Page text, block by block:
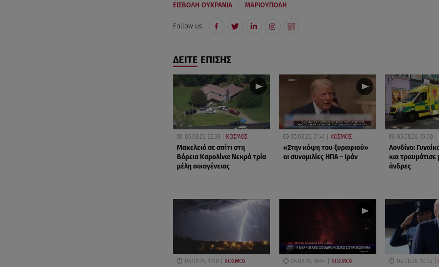
ΕΙΣΒΟΛΗ ΟΥΚΡΑΝΙΑ ΜΑΡΙΟΥΠΟΛΗ
Follow us:
ΔΕΙΤΕ ΕΠΙΣΗΣ
05.08.26, 22:36 ΚΟΣΜΟΣ
Μακελειό σε σπίτι στη
Βόρεια Καρολίνα: Νεκρά τρία
μέλη οικογένειας
05.08.26, 21:41 ΚΟΣΜΟΣ
«Στην κόψη του ξυραφιού»
οι συνομιλίες ΗΠΑ – Ιράν
05.08.26, 19:00
Λονδίνο:
και τραυμάτισε
άνδρες
05.08.26, 17:10 ΚΟΣΜΟΣ 05.08.26, 16:54 ΚΟΣΜΟΣ 05.08.26, 10:32